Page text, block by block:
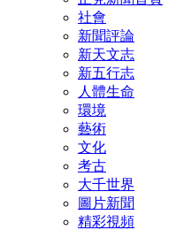
社會
新聞評論
新天文志
新五行志
人體生命
環境
藝術
文化
考古
大千世界
圖片新聞
精彩視頻